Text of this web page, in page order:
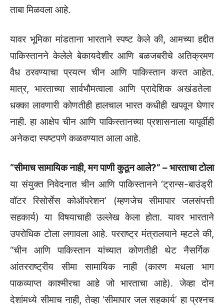
ताबा मिळवला आहे.
यावर भूमिका मांडताना भारताने स्पष्ट केले की, आमच्या हद्दीत
पाकिस्तानने केलेले बेकायदेशीर आणि बळजबरीचे अतिक्रमण
वैध ठरवण्याचा प्रयत्न चीन आणि पाकिस्तान करत आहेत.
मात्र, भारताच्या सार्वभौमत्वाला आणि प्रादेशिक अखंडतेला
धक्का लावणारी कोणतीही हालचाल भारत कधीही खपवून घेणार
नाही. हा आक्षेप चीन आणि पाकिस्तानच्या प्रशासनाला यापूर्वीही
अनेकदा स्पष्टपणे कळवण्यात आला आहे.
“सीमाच सामायिक नाही, मग पाणी कुठून आले?” – भारताचा टोला
या संयुक्त निवेदनात चीन आणि पाकिस्तानने ‘ट्रान्स-बाउंड्री
वॉटर रिसोर्सेस कोऑपरेशन’ (म्हणजेच सीमापार जलसंपत्ती
सहकार्य) या विषयाचाही उल्लेख केला होता. यावर भारताने
उपरोधिक टोला लगावला आहे. परराष्ट्र मंत्रालयाने म्हटले की,
“चीन आणि पाकिस्तान यांच्यात कोणतीही थेट नैसर्गिक
आंतरराष्ट्रीय सीमा सामायिक नाही (कारण मधला भाग
पाकव्याप्त काश्मीरचा आहे जो भारताचा आहे). जेव्हा दोन
देशांमध्ये सीमाच नाही, तेव्हा ‘सीमापार जल सहकार्य’ हा प्रश्नच